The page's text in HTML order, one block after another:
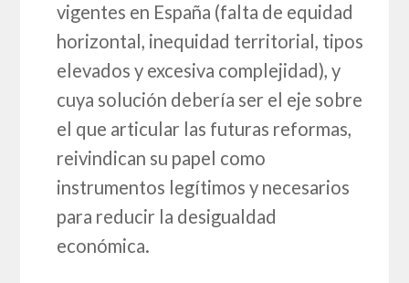
vigentes en España (falta de equidad
horizontal, inequidad territorial, tipos
elevados y excesiva complejidad), y
cuya solución debería ser el eje sobre
el que articular las futuras reformas,
reivindican su papel como
instrumentos legítimos y necesarios
para reducir la desigualdad
económica.